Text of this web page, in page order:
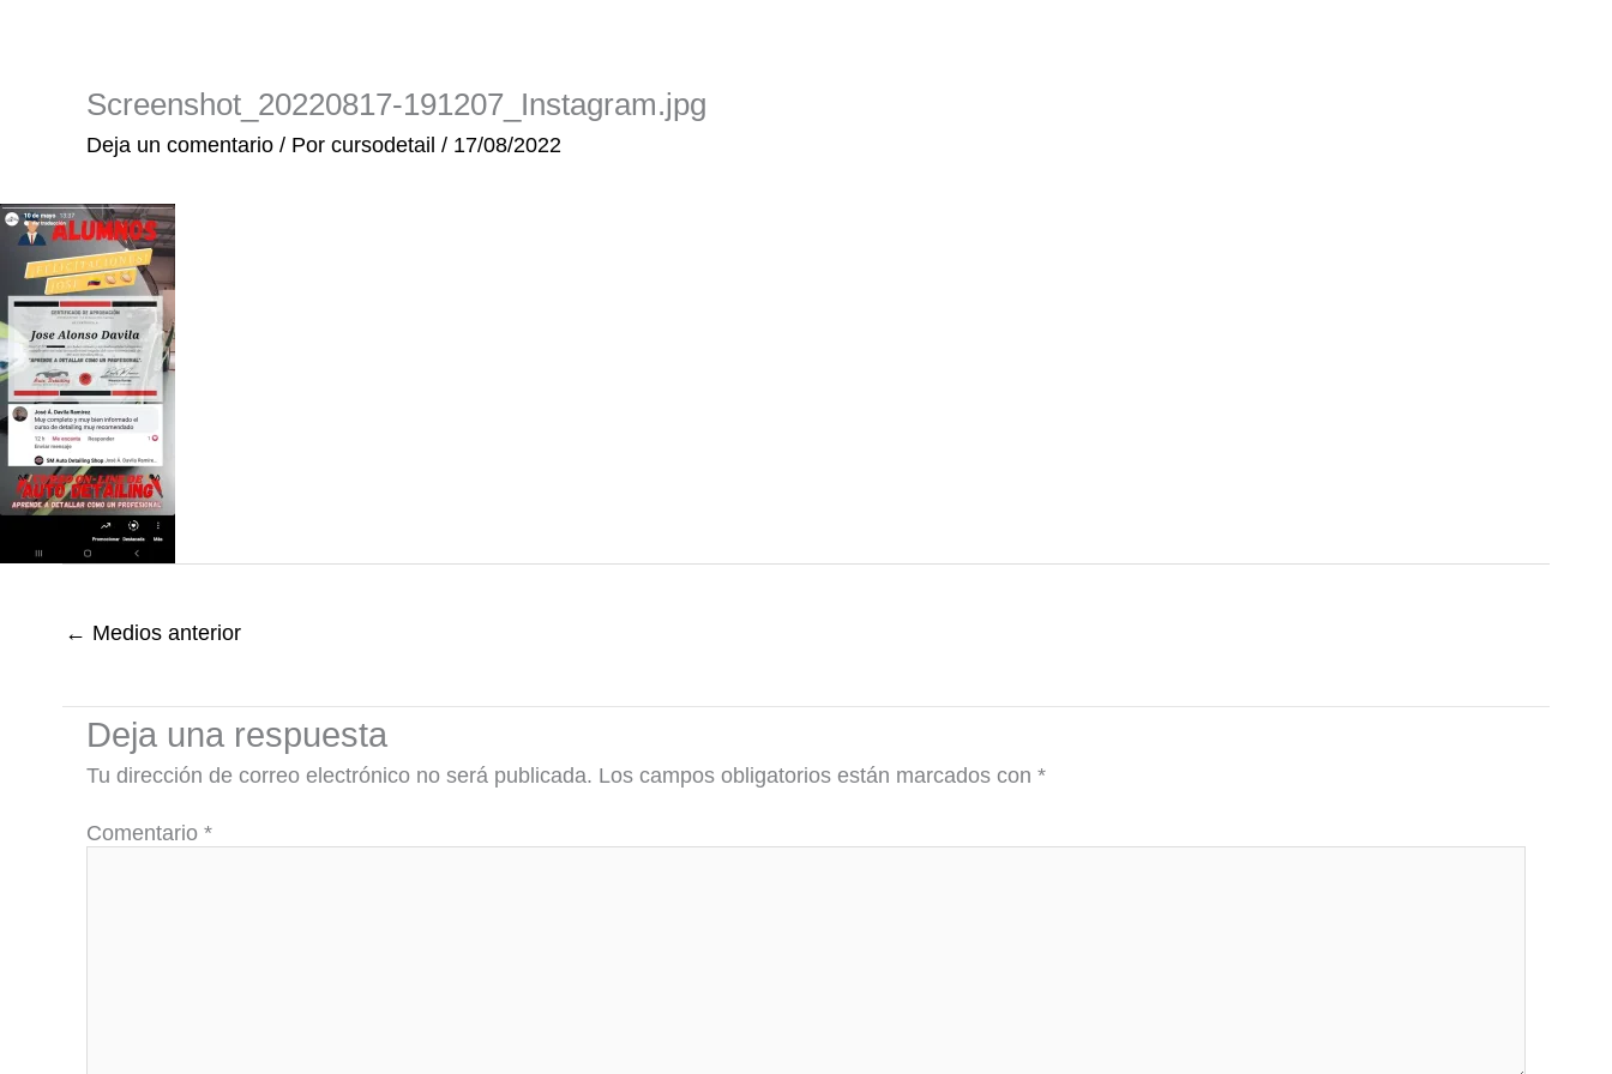
Screenshot_20220817-191207_Instagram.jpg
Deja un comentario / Por cursodetail / 17/08/2022
← Medios anterior
Deja una respuesta
Tu dirección de correo electrónico no será publicada. Los campos obligatorios están marcados con *
Comentario *